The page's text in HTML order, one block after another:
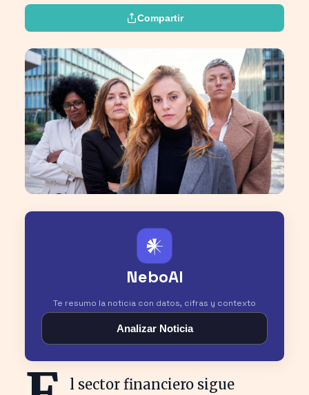
Compartir
𒀭
NeboAI
Te resumo la noticia con datos, cifras y contexto
Analizar Noticia
l sector financiero sigue